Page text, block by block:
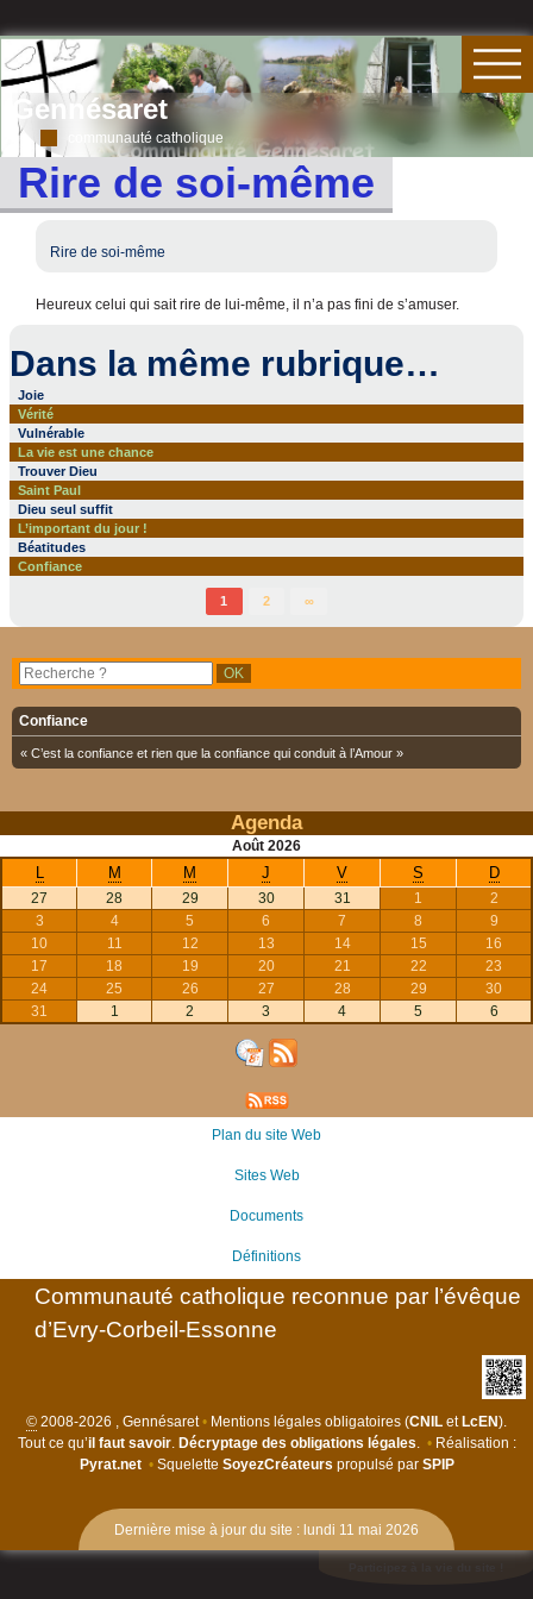
Gennésaret
communauté catholique
Rire de soi-même
Rire de soi-même
Heureux celui qui sait rire de lui-même, il n’a pas fini de s’amuser.
Dans la même rubrique…
Joie
Vérité
Vulnérable
La vie est une chance
Trouver Dieu
Saint Paul
Dieu seul suffit
L’important du jour !
Béatitudes
Confiance
1 2 ∞
Confiance
« C’est la confiance et rien que la confiance qui conduit à l’Amour »
Agenda
Août 2026
L M M J V S D
27 28 29 30 31 1
2
3
4 5 6 7 8
9
10
11 12 13 14 15
16
17
18 19 20 21 22
23
24
25 26 27 28 29
30
31
1 2 3 4 5 6
Plan du site Web
Sites Web
Documents
Définitions
Communauté catholique reconnue par l’évêque
d’Evry-Corbeil-Essonne
© 2008-2026 , Gennésaret • Mentions légales obligatoires (CNIL et LcEN).
Tout ce qu’il faut savoir. Décryptage des obligations légales. • Réalisation :
Pyrat.net •Squelette SoyezCréateurs propulsé par SPIP
Dernière mise à jour du site : lundi 11 mai 2026